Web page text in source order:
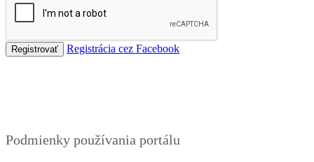
Registrácia cez Facebook
Podmienky používania portálu